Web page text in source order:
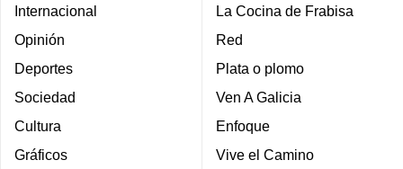
Internacional
Opinión
Deportes
Sociedad
Cultura
Gráficos
La Cocina de Frabisa
Red
Plata o plomo
Ven A Galicia
Enfoque
Vive el Camino